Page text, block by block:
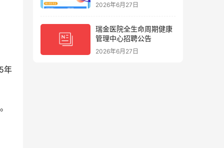
年
2026年6月27日
瑞金医院全生命周期健康
管理中心招聘公告
2026年6月27日